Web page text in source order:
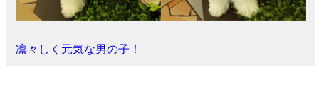
凛々しく元気な男の子！